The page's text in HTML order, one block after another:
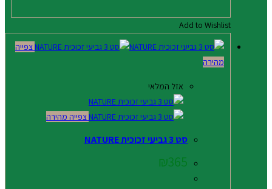
Add to Wishlist
צפייה
מהירה
אזל המלאי
צפייה מהירה
סט 3 גביעי זכוכית NATURE
₪365